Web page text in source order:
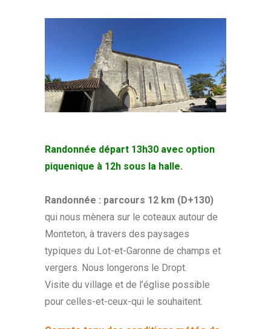
Randonnée départ 13h30 avec option
piquenique à 12h sous la halle.
Randonnée : parcours 12 km (D+130)
qui nous mènera sur le coteaux autour de
Monteton, à travers des paysages
typiques du Lot-et-Garonne de champs et
vergers. Nous longerons le Dropt.
Visite du village et de l’église possible
pour celles-et-ceux-qui le souhaitent.